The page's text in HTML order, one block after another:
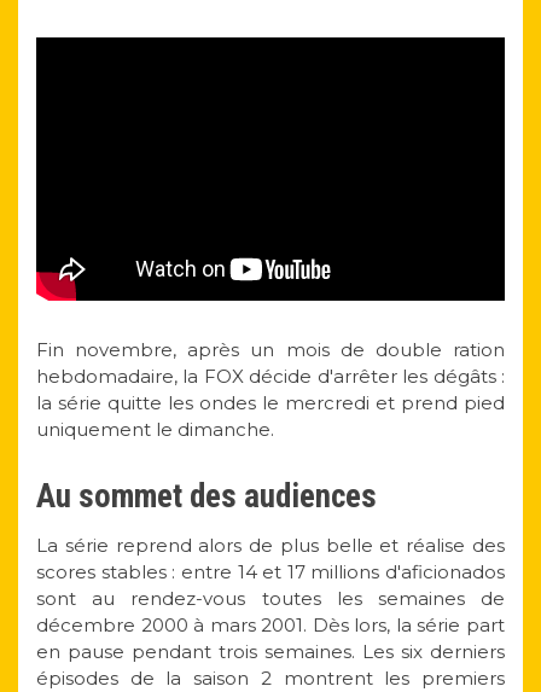
Fin novembre, après un mois de double ration
hebdomadaire, la FOX décide d'arrêter les dégâts :
la série quitte les ondes le mercredi et prend pied
uniquement le dimanche.
Au sommet des audiences
La série reprend alors de plus belle et réalise des
scores stables : entre 14 et 17 millions d'aficionados
sont au rendez-vous toutes les semaines de
décembre 2000 à mars 2001. Dès lors, la série part
en pause pendant trois semaines. Les six derniers
épisodes de la saison 2 montrent les premiers